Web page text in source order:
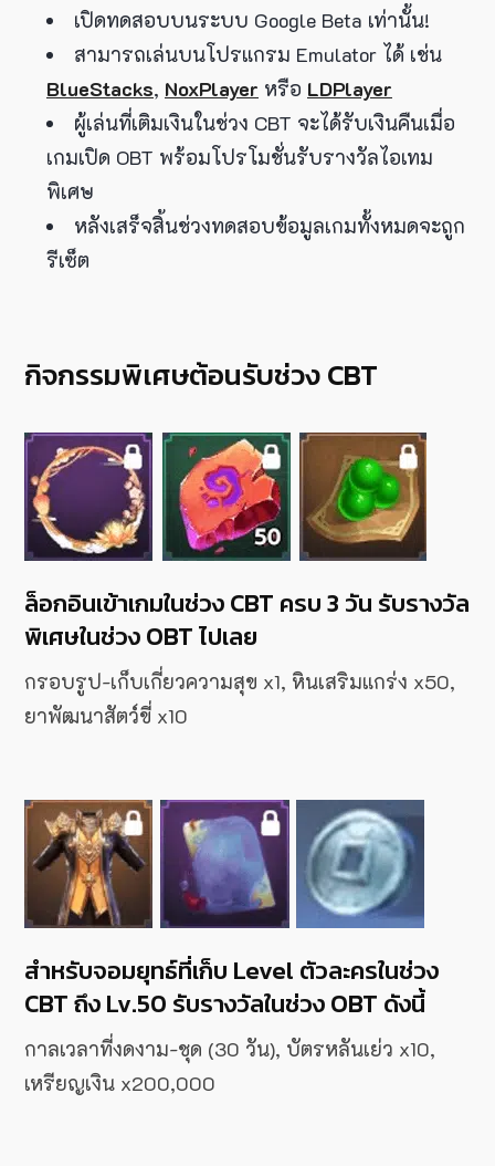
เปิดทดสอบบนระบบ Google Beta เท่านั้น!
สามารถเล่นบนโปรแกรม Emulator ได้ เช่น
BlueStacks, NoxPlayer หรือ LDPlayer
ผู้เล่นที่เติมเงินในช่วง CBT จะได้รับเงินคืนเมื่อ
เกมเปิด OBT พร้อมโปรโมชั่นรับรางวัลไอเทม
พิเศษ
หลังเสร็จสิ้นช่วงทดสอบข้อมูลเกมทั้งหมดจะถูก
รีเซ็ต
กิจกรรมพิเศษต้อนรับช่วง CBT
ล็อกอินเข้าเกมในช่วง CBT ครบ 3 วัน รับรางวัล
พิเศษในช่วง OBT ไปเลย
กรอบรูป-เก็บเกี่ยวความสุข x1, หินเสริมแกร่ง x50,
ยาพัฒนาสัตว์ขี่ x10
สำหรับจอมยุทธ์ที่เก็บ Level ตัวละครในช่วง
CBT ถึง Lv.50 รับรางวัลในช่วง OBT ดังนี้
กาลเวลาที่งดงาม-ชุด (30 วัน), บัตรหลันเย่ว x10,
เหรียญเงิน x200,000